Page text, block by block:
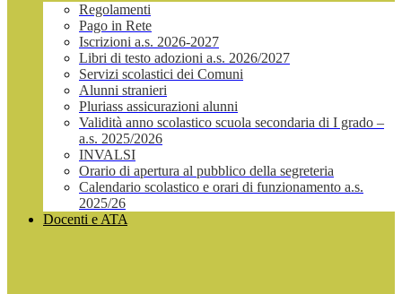
Regolamenti
Pago in Rete
Iscrizioni a.s. 2026-2027
Libri di testo adozioni a.s. 2026/2027
Servizi scolastici dei Comuni
Alunni stranieri
Pluriass assicurazioni alunni
Validità anno scolastico scuola secondaria di I grado –
a.s. 2025/2026
INVALSI
Orario di apertura al pubblico della segreteria
Calendario scolastico e orari di funzionamento a.s.
2025/26
Docenti e ATA